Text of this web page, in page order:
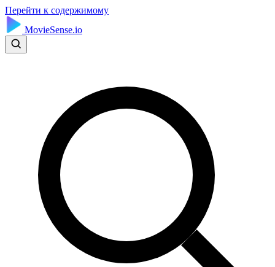
Перейти к содержимому
MovieSense.io